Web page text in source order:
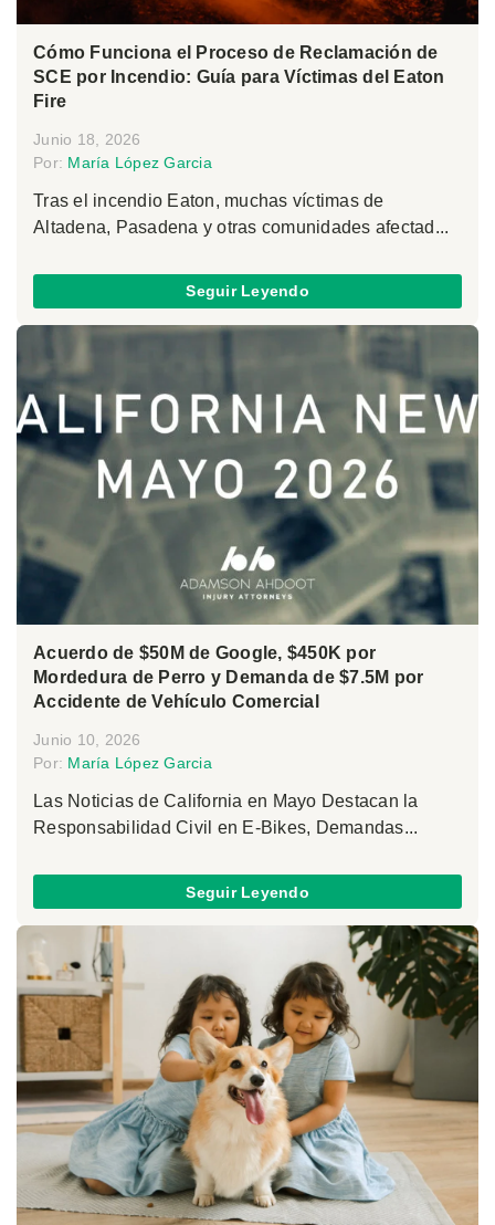
Cómo Funciona el Proceso de Reclamación de
SCE por Incendio: Guía para Víctimas del Eaton
Fire
Junio 18, 2026
Por: María López Garcia
Tras el incendio Eaton, muchas víctimas de
Altadena, Pasadena y otras comunidades afectad...
Seguir Leyendo
Acuerdo de $50M de Google, $450K por
Mordedura de Perro y Demanda de $7.5M por
Accidente de Vehículo Comercial
Junio 10, 2026
Por: María López Garcia
Las Noticias de California en Mayo Destacan la
Responsabilidad Civil en E-Bikes, Demandas...
Seguir Leyendo